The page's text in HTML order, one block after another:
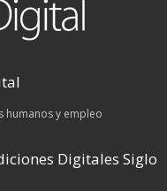
humanos y empleo
Digitales Siglo